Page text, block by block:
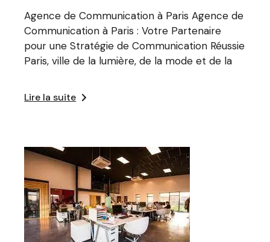
Agence de Communication à Paris Agence de
Communication à Paris : Votre Partenaire
pour une Stratégie de Communication Réussie
Paris, ville de la lumière, de la mode et de la
Lire la suite